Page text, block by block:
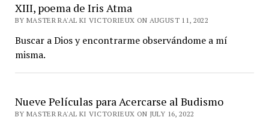
XIII, poema de Iris Atma
BY MASTER RA'AL KI VICTORIEUX ON AUGUST 11, 2022
Buscar a Dios y encontrarme observándome a mí
misma.
Nueve Películas para Acercarse al Budismo
BY MASTER RA'AL KI VICTORIEUX ON JULY 16, 2022